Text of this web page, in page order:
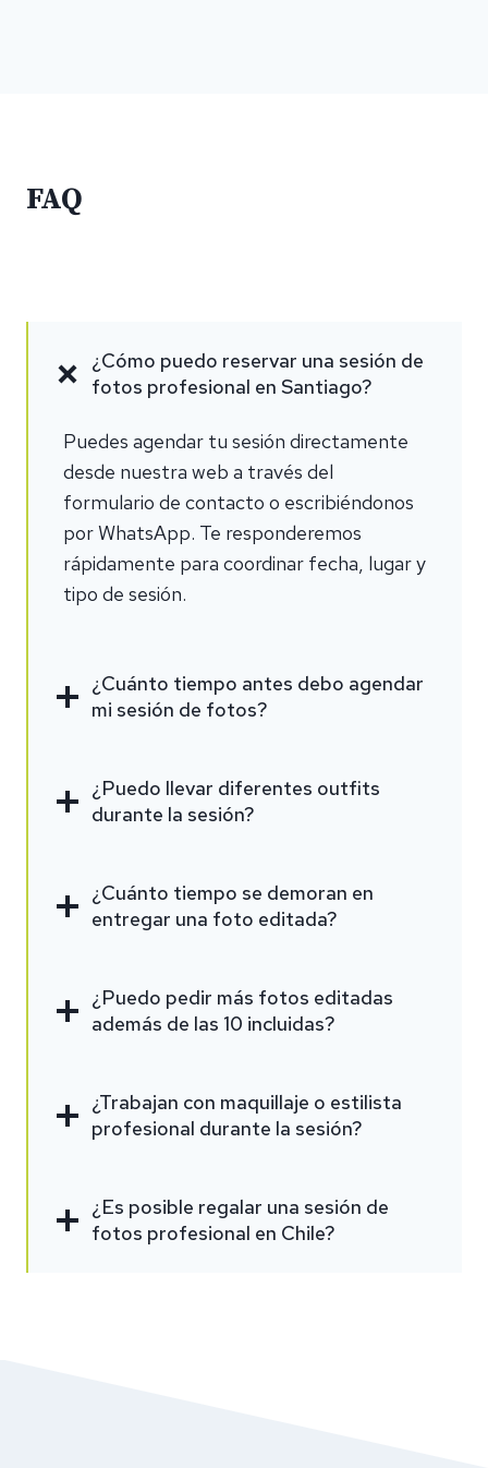
FAQ
¿Cómo puedo reservar una sesión de
fotos profesional en Santiago?
Puedes agendar tu sesión directamente
desde nuestra web a través del
formulario de contacto o escribiéndonos
por WhatsApp. Te responderemos
rápidamente para coordinar fecha, lugar y
tipo de sesión.
¿Cuánto tiempo antes debo agendar
mi sesión de fotos?
¿Puedo llevar diferentes outfits
durante la sesión?
¿Cuánto tiempo se demoran en
entregar una foto editada?
¿Puedo pedir más fotos editadas
además de las 10 incluidas?
¿Trabajan con maquillaje o estilista
profesional durante la sesión?
¿Es posible regalar una sesión de
fotos profesional en Chile?